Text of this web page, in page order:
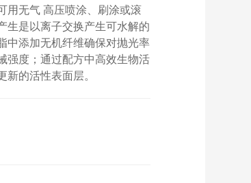
用无气 高压喷涂、刷涂或滚
生是以离子交换产生可水解的
中添加无机纤维确保对抛光率
强度；通过配方中高效生物活
新的活性表面层。